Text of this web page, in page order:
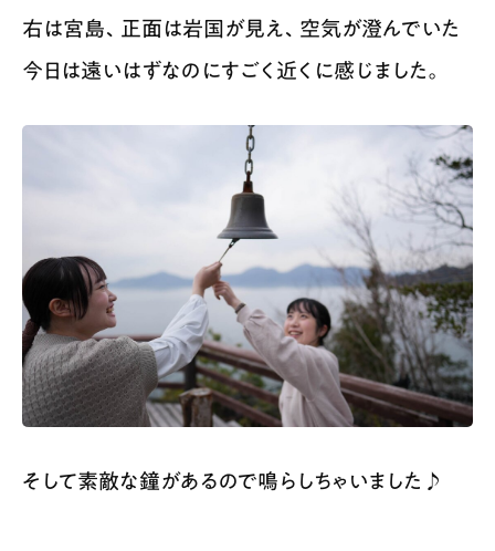
右は宮島、正面は岩国が見え、空気が澄んでいた
今日は遠いはずなのにすごく近くに感じました。
そして素敵な鐘があるので鳴らしちゃいました♪